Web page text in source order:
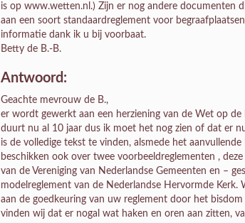
is op www.wetten.nl.) Zijn er nog andere documenten
aan een soort standaardreglement voor
informatie dank ik u bij voorbaat.
Betty de B.-B.
Antwoord:
Geachte mevrouw de B.,
er wordt gewerkt aan een herziening van de Wet op
duurt nu al 10 jaar dus ik moet het nog zien of dat er
is de volledige tekst te vinden, alsmede het
beschikken ook over twee voorbeeldreglementen ,
van de Vereniging van Nederlandse Gemeenten en –
modelreglement van de Nederlandse Hervormde
aan de goedkeuring van uw reglement door het
vinden wij dat er nogal wat haken en oren aan zitten,